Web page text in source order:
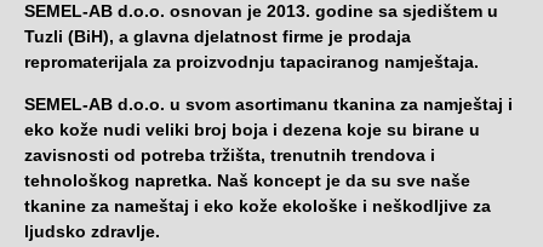
SEMEL-AB d.o.o. osnovan je 2013. godine sa sjedištem u
Tuzli (BiH), a glavna djelatnost firme je prodaja
repromaterijala za proizvodnju tapaciranog namještaja.
SEMEL-AB d.o.o. u svom asortimanu tkanina za namještaj i
eko kože nudi veliki broj boja i dezena koje su birane u
zavisnosti od potreba tržišta, trenutnih trendova i
tehnološkog napretka. Naš koncept je da su sve naše
tkanine za nameštaj i eko kože ekološke i neškodljive za
ljudsko zdravlje.